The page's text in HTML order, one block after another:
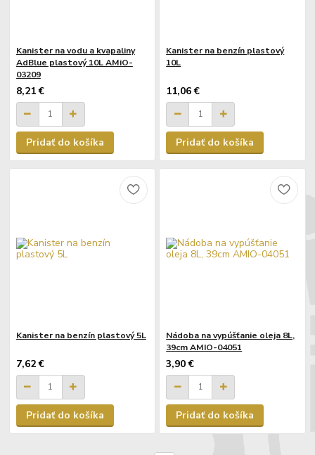
Kanister na vodu a kvapaliny
AdBlue plastový 10L AMiO-
03209
8,21 €
Pridať do košíka
Kanister na benzín plastový
10L
11,06 €
Pridať do košíka
Kanister na benzín plastový 5L
7,62 €
Pridať do košíka
Nádoba na vypúšťanie oleja 8L,
39cm AMIO-04051
3,90 €
Pridať do košíka